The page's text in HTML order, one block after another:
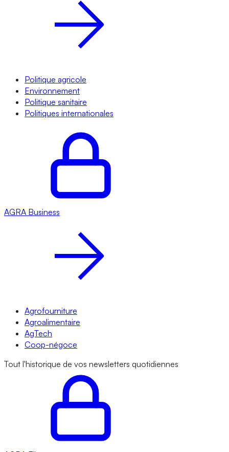
Politique agricole
Environnement
Politique sanitaire
Politiques internationales
AGRA Business
Agrofourniture
Agroalimentaire
AgTech
Coop-négoce
Tout l'historique de vos newsletters quotidiennes